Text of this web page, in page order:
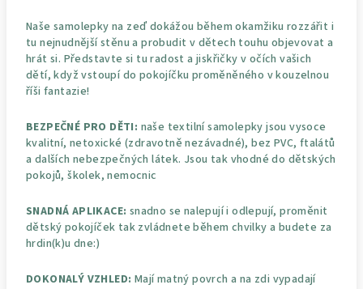
Naše samolepky na zeď dokážou během okamžiku rozzářit i
tu nejnudnější stěnu a probudit v dětech touhu objevovat a
hrát si. Představte si tu radost a jiskřičky v očích vašich
dětí, když vstoupí do pokojíčku proměněného v kouzelnou
říši fantazie!
BEZPEČNÉ PRO DĚTI: naše textilní samolepky jsou vysoce
kvalitní, netoxické (zdravotně nezávadné), bez PVC, ftalátů
a dalších nebezpečných látek. Jsou tak vhodné do dětských
pokojů, školek, nemocnic
SNADNÁ APLIKACE: snadno se nalepují i odlepují, proměnit
dětský pokojíček tak zvládnete během chvilky a budete za
hrdin(k)u dne:)
DOKONALÝ VZHLED: Mají matný povrch a na zdi vypadají